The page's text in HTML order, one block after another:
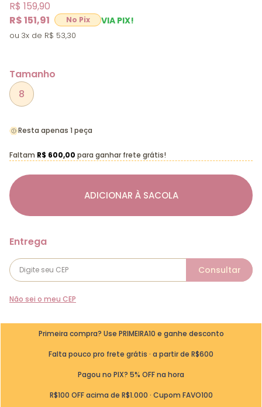
R$ 151,91 VIA PIX!
R$ 159,90
3x R$ 53,30
Tamanho
8
ADICIONAR À SACOLA
Resta apenas 1 peça
Faltam R$ 600,00 para ganhar frete grátis!
Não sei o meu CEP
Primeira compra? Use PRIMEIRA10 e ganhe desconto
Falta pouco pro frete grátis · a partir de R$600
Pagou no PIX? 5% OFF na hora
R$100 OFF acima de R$1.000 · Cupom FAVO100